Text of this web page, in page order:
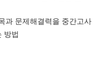
과 문제해결력을 중간고사
방법